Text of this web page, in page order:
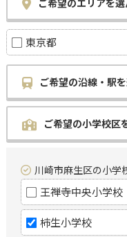
ご希望のエリアを
東京都
ご希望の沿線・駅
ご希望の小学校区
川崎市麻生区の小学
王禅寺中央小学校
柿生小学校